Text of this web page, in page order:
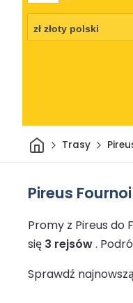
DomTrasy
Pireus
Promy z Pireus do
się 3 rejsów.
Sprawdź